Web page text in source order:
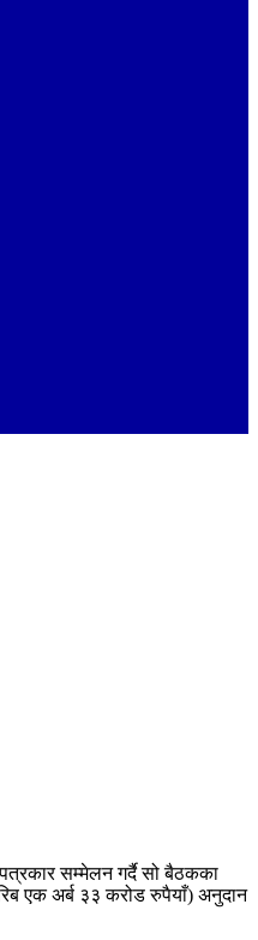
सम्मेलन गर्दै सो बैठकका
एक अर्ब ३३ करोड रुपैयाँ) अनुदान